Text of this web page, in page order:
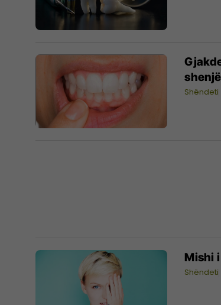
Shëndeti
Mishi
Shëndeti